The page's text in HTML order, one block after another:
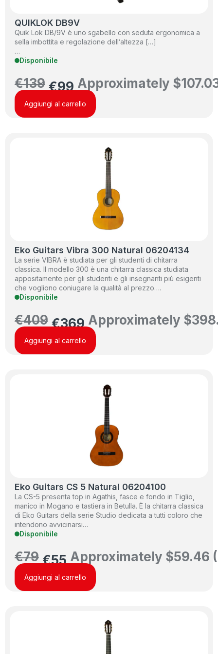
QUIKLOK DB9V
Quik Lok DB/9V è uno sgabello con seduta ergonomica a
sella imbottita e regolazione dell’altezza […]
…
Disponibile
€139 €99 Approximately $
Aggiungi al carrello
Eko Guitars Vibra 300 Natural 06204134
La serie VIBRA è studiata per gli studenti di chitarra
classica. Il modello 300 è una chitarra classica studiata
appositamente per gli studenti e gli insegnanti più esigenti
che vogliono coniugare la qualità al prezzo….
Disponibile
€409 €369 Approximately $
Aggiungi al carrello
Eko Guitars CS 5 Natural 06204100
La CS-5 presenta top in Agathis, fasce e fondo in Tiglio,
manico in Mogano e tastiera in Betulla. È la chitarra classica
di Eko Guitars della serie Studio dedicata a tutti coloro che
intendono avvicinarsi…
Disponibile
€79 €55 Approximately $59.46
Aggiungi al carrello